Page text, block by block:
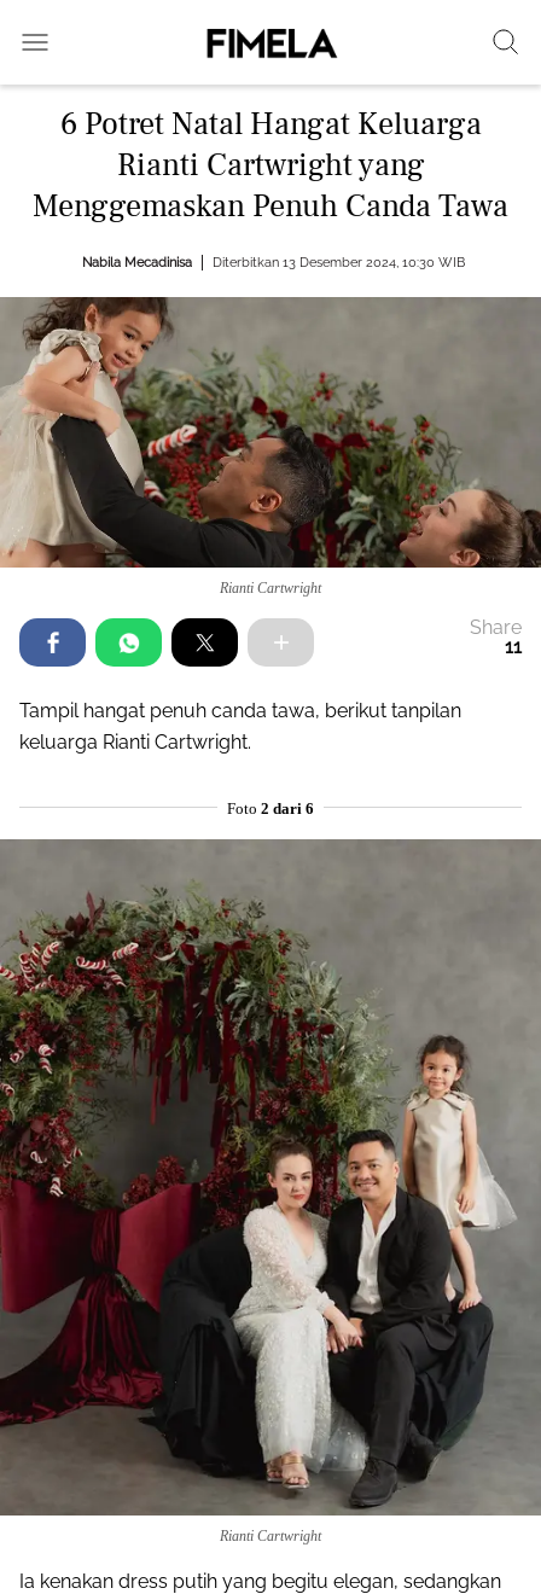
6 Potret Natal Hangat Keluarga
Rianti Cartwright yang
Menggemaskan Penuh Canda Tawa
Nabila Mecadinisa Diterbitkan 13 Desember 2024, 10:30 WIB
Rianti Cartwright
Share
11
Tampil hangat penuh canda tawa, berikut tanpilan
keluarga Rianti Cartwright.
Foto 2 dari 6
Rianti Cartwright
Ia kenakan dress putih yang begitu elegan, sedangkan